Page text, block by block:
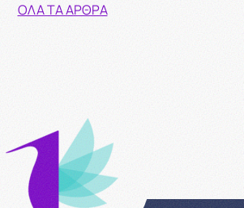
ΌΛΑ ΤΑ ΆΡΘΡΑ